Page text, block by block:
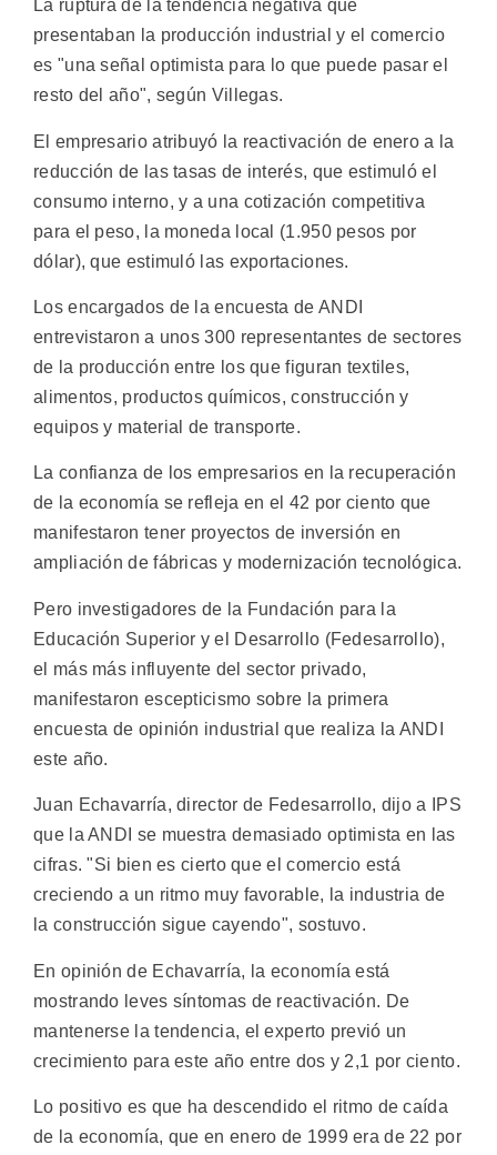
La ruptura de la tendencia negativa que
presentaban la producción industrial y el comercio
es "una señal optimista para lo que puede pasar el
resto del año", según Villegas.
El empresario atribuyó la reactivación de enero a la
reducción de las tasas de interés, que estimuló el
consumo interno, y a una cotización competitiva
para el peso, la moneda local (1.950 pesos por
dólar), que estimuló las exportaciones.
Los encargados de la encuesta de ANDI
entrevistaron a unos 300 representantes de sectores
de la producción entre los que figuran textiles,
alimentos, productos químicos, construcción y
equipos y material de transporte.
La confianza de los empresarios en la recuperación
de la economía se refleja en el 42 por ciento que
manifestaron tener proyectos de inversión en
ampliación de fábricas y modernización tecnológica.
Pero investigadores de la Fundación para la
Educación Superior y el Desarrollo (Fedesarrollo),
el más más influyente del sector privado,
manifestaron escepticismo sobre la primera
encuesta de opinión industrial que realiza la ANDI
este año.
Juan Echavarría, director de Fedesarrollo, dijo a IPS
que la ANDI se muestra demasiado optimista en las
cifras. "Si bien es cierto que el comercio está
creciendo a un ritmo muy favorable, la industria de
la construcción sigue cayendo", sostuvo.
En opinión de Echavarría, la economía está
mostrando leves síntomas de reactivación. De
mantenerse la tendencia, el experto previó un
crecimiento para este año entre dos y 2,1 por ciento.
Lo positivo es que ha descendido el ritmo de caída
de la economía, que en enero de 1999 era de 22 por